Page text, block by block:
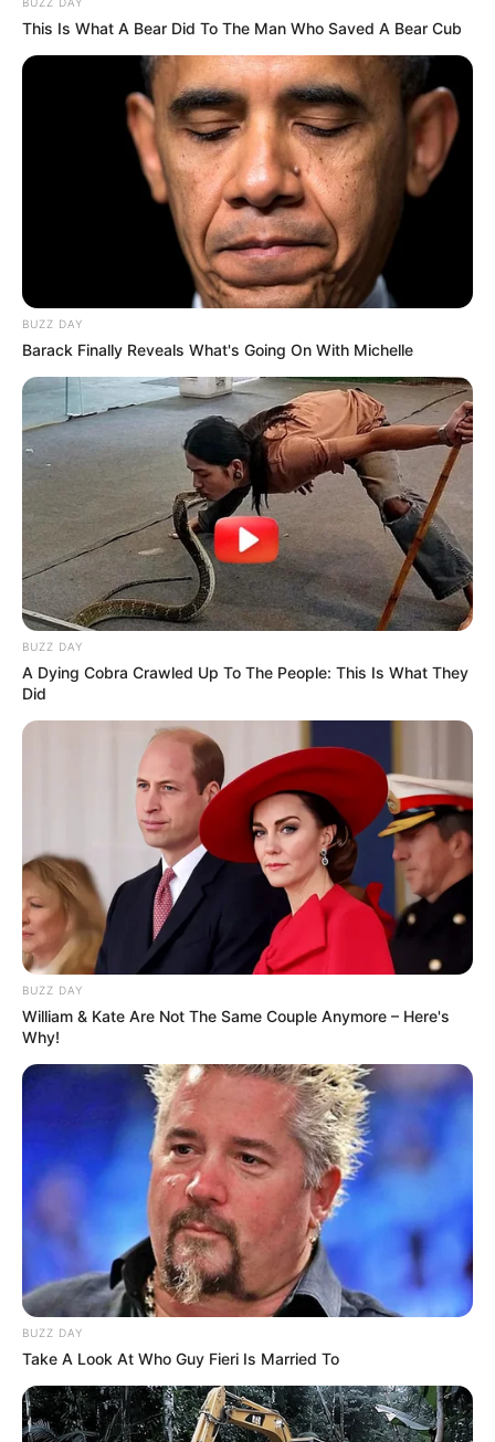
Dado Castello Branco
Sesso & Dalanezi
Manoela Lustosa
Cortina para Cozinha
A cozinha também merece uma cortina. No
This Is What A Bear Did To The Man Who Saved A Bear Cub
BUZZ DAY
Barack Finally Reveals What's Going On With Michelle
BUZZ DAY
A Dying Cobra Crawled Up To The People: This Is What They
Did
BUZZ DAY
William & Kate Are Not The Same Couple Anymore – Here's
Why!
BUZZ DAY
Take A Look At Who Guy Fieri Is Married To